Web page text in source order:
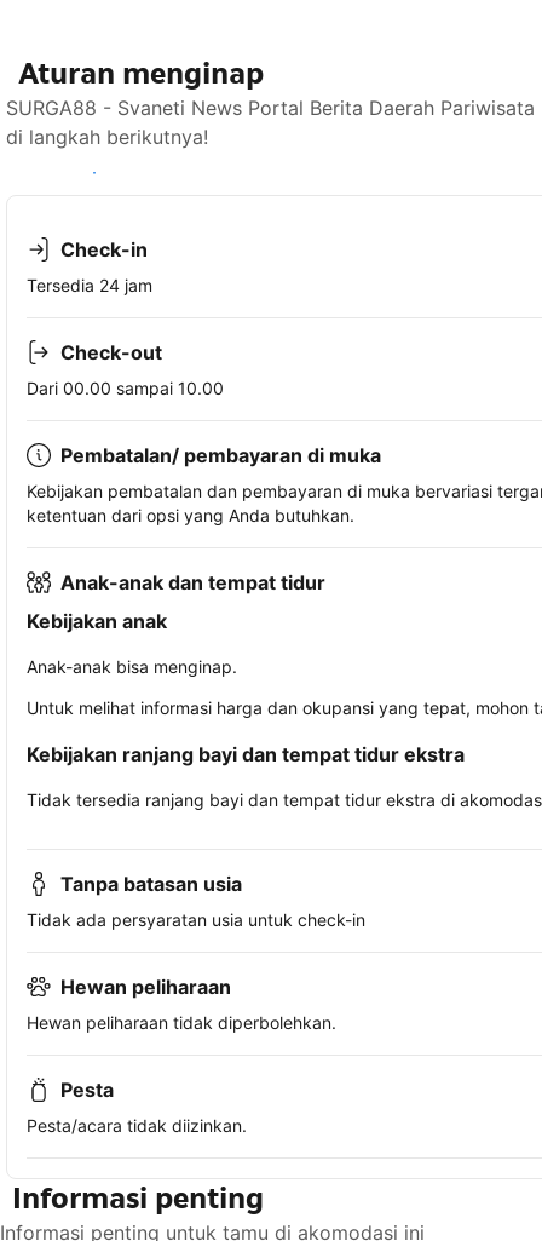
Aturan menginap
SURGA88 - Svaneti News Portal Berita Daerah
di langkah berikutnya!
Lihat ketersediaan
Check-in
Tersedia 24 jam
Check-out
Dari 00.00 sampai 10.00
Pembatalan/ pembayaran di muka
Kebijakan pembatalan dan pembayaran di muka bervariasi
ketentuan dari opsi yang Anda butuhkan.
Anak-anak dan tempat tidur
Kebijakan anak
Anak-anak bisa menginap.
Untuk melihat informasi harga dan okupansi yang tepat,
Kebijakan ranjang bayi dan tempat tidur ekstra
Tidak tersedia ranjang bayi dan tempat tidur ekstra di
Tanpa batasan usia
Tidak ada persyaratan usia untuk check-in
Hewan peliharaan
Hewan peliharaan tidak diperbolehkan.
Pesta
Pesta/acara tidak diizinkan.
Informasi penting
Informasi penting untuk tamu di akomodasi ini